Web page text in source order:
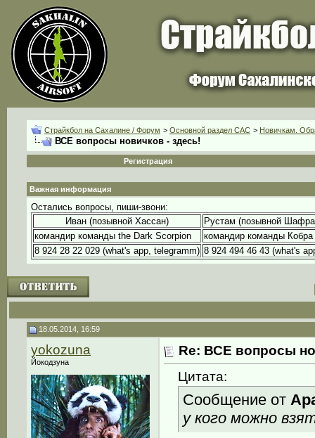
Страйкбол на Сахалине / Форум > Основной раздел CАС > Новичкам.
ВСЕ вопросы новичков - здесь!
Регистрация
Важная информация
Остались вопросы, пиши-звони:
Иван (позывной Хассан)
Рустам (позывной
командир команды the Dark Scorpion
командир команды Кобра
8 924 28 22 029 (what's app, telegramm) 8 924 494 46 43 (what's
18.05.2014, 16:59
yokozuna
Йокодзуна
Re: ВСЕ вопросы
Цитата:
Сообщение от
у кого можно